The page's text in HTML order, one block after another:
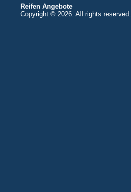
Reifen Angebote
Copyright © 2026. All rights reserved.